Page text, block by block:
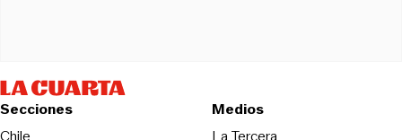
Secciones
Medios
Opens in new